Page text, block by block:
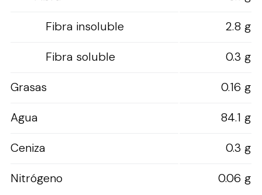
Fibra insoluble
2.8 g
Fibra soluble
0.3 g
Grasas
0.16 g
Agua
84.1 g
Ceniza
0.3 g
Nitrógeno
0.06 g